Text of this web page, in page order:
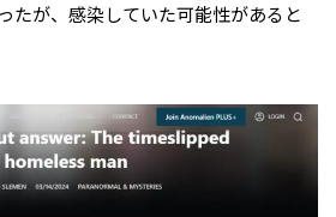
たが、感染していた可能性があると